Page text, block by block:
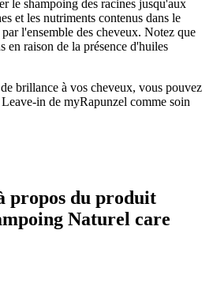
le shampoing des racines jusqu'aux
et les nutriments contenus dans le
l'ensemble des cheveux. Notez que
en raison de la présence d'huiles
brillance à vos cheveux, vous pouvez
in de myRapunzel comme soin
propos du produit
Naturel care